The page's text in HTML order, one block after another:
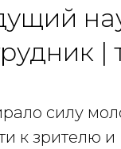
|
силу
к зрителю и